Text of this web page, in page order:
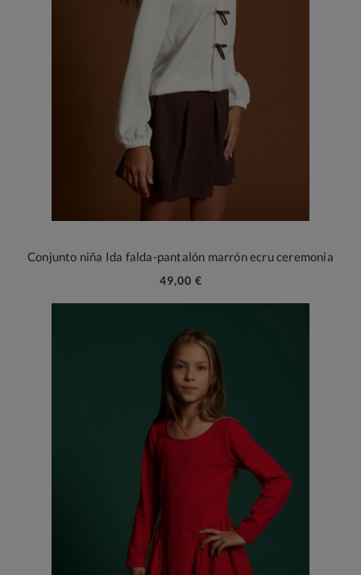
Conjunto niña Ida falda-pantalón marrón ecru ceremonia
49,00 €